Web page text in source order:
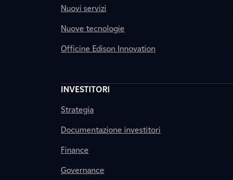
Nuovi servizi
Nuove tecnologie
Officine Edison Innovation
INVESTITORI
Strategia
Documentazione investitori
Finance
Governance